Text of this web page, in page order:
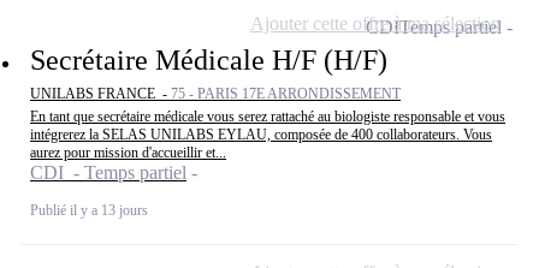
Secrétaire Médicale H/F (H/F)
UNILABS FRANCE - 75 - PARIS 17E ARRONDISSEMENT
En tant que secrétaire médicale vous serez rattaché au biologiste responsable et vous
intégrerez la SELAS UNILABS EYLAU, composée de 400 collaborateurs. Vous
aurez pour mission d'accueillir et...
CDI - Temps partiel
Publié il y a 13 jours
CDITemps partiel
Ajouter cette offre à ma sélection